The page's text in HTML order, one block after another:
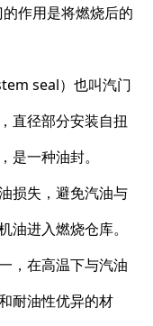
作用是将燃烧后的
seal）也叫汽门
直径部分安装自扭
是一种油封。
损失，避免汽油与
油进入燃烧仓库。
，在高温下与汽油
耐油性优异的材